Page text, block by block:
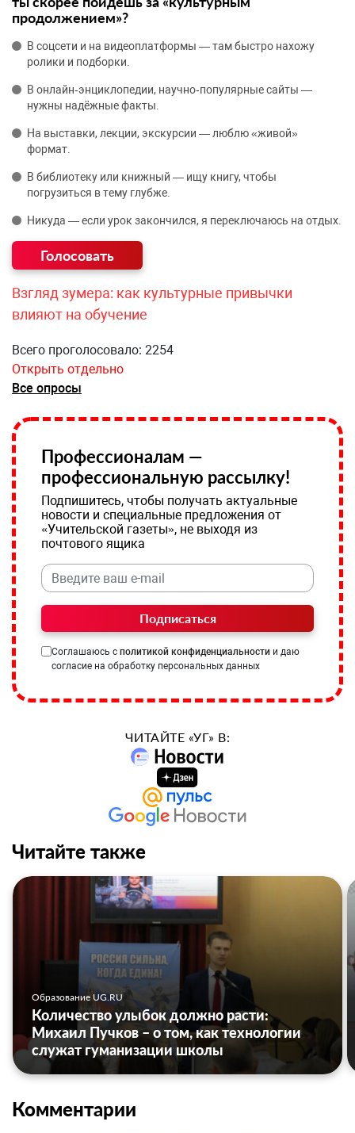
продолжением»?
В соцсети и на видеоплатформы — там быстро нахожу
ролики и подборки.
В онлайн‑энциклопедии, научно‑популярные сайты —
нужны надёжные факты.
На выставки, лекции, экскурсии — люблю «живой»
формат.
В библиотеку или книжный — ищу книгу, чтобы
погрузиться в тему глубже.
Никуда — если урок закончился, я переключаюсь на отдых.
Взгляд зумера: как культурные привычки
влияют на обучение
Всего проголосовало: 2254
Открыть отдельно
Все опросы
Профессионалам —
профессиональную рассылку!
Подпишитесь, чтобы получать актуальные
новости и специальные предложения от
«Учительской газеты», не выходя из
почтового ящика
Подписаться
Соглашаюсь с политикой конфиденциальности и даю
согласие на обработку персональных данных
ЧИТАЙТЕ «УГ» В:
Читайте также
Образование UG.RU
Количество улыбок должно расти:
Михаил Пучков – о том, как технологии
служат гуманизации школы
Комментарии